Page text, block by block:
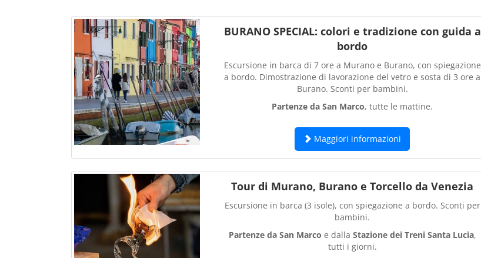
BURANO SPECIAL: colori e tradizione con guida a
bordo
Escursione in barca di 7 ore a Murano e Burano, con spiegazione
a bordo. Dimostrazione di lavorazione del vetro e sosta di 3 ore a
Burano. Sconti per bambini.
Partenze da San Marco, tutte le mattine.
Maggiori informazioni
Tour di Murano, Burano e Torcello da Venezia
Escursione in barca (3 isole), con spiegazione a bordo. Sconti per
bambini.
Partenze da San Marco e dalla Stazione dei Treni Santa Lucia,
tutti i giorni.